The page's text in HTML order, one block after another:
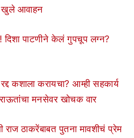
खुले आवाहन
दिशा पाटणीने केलं गुपचूप लग्न?
रद्द कशाला करायचा? आम्ही सहकार्य
मनसेवर खोचक वार
ठाकरेंबाबत पुतना मावशीचं प्रेम